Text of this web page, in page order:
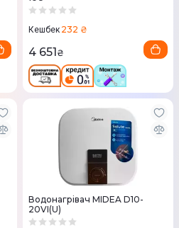
Кешбек 232 ₴
4 651₴
Водонагрівач MIDEA D10-
20VI(U)